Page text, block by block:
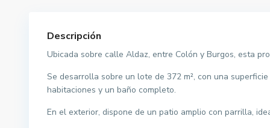
Descripción
Ubicada sobre calle Aldaz, entre Colón y Burgos, esta
Se desarrolla sobre un lote de 372 m², con una
habitaciones y un baño completo.
En el exterior, dispone de un patio amplio con parrilla,